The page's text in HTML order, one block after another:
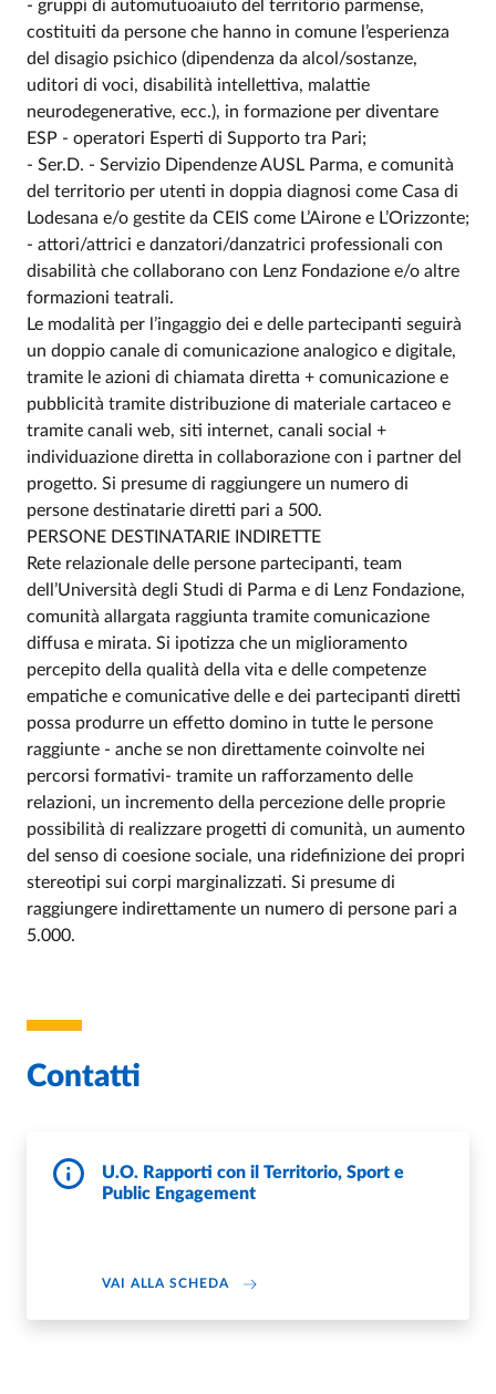
- gruppi di automutuoaiuto del territorio parmense,
costituiti da persone che hanno in comune l’esperienza
del disagio psichico (dipendenza da alcol/sostanze,
uditori di voci, disabilità intellettiva, malattie
neurodegenerative, ecc.), in formazione per diventare
ESP - operatori Esperti di Supporto tra Pari;
- Ser.D. - Servizio Dipendenze AUSL Parma, e comunità
del territorio per utenti in doppia diagnosi come Casa di
Lodesana e/o gestite da CEIS come L’Airone e L’Orizzonte;
- attori/attrici e danzatori/danzatrici professionali con
disabilità che collaborano con Lenz Fondazione e/o altre
formazioni teatrali.
Le modalità per l’ingaggio dei e delle partecipanti seguirà
un doppio canale di comunicazione analogico e digitale,
tramite le azioni di chiamata diretta + comunicazione e
pubblicità tramite distribuzione di materiale cartaceo e
tramite canali web, siti internet, canali social +
individuazione diretta in collaborazione con i partner del
progetto. Si presume di raggiungere un numero di
persone destinatarie diretti pari a 500.
PERSONE DESTINATARIE INDIRETTE
Rete relazionale delle persone partecipanti, team
dell’Università degli Studi di Parma e di Lenz Fondazione,
comunità allargata raggiunta tramite comunicazione
diffusa e mirata. Si ipotizza che un miglioramento
percepito della qualità della vita e delle competenze
empatiche e comunicative delle e dei partecipanti diretti
possa produrre un effetto domino in tutte le persone
raggiunte - anche se non direttamente coinvolte nei
percorsi formativi- tramite un rafforzamento delle
relazioni, un incremento della percezione delle proprie
possibilità di realizzare progetti di comunità, un aumento
del senso di coesione sociale, una ridefinizione dei propri
stereotipi sui corpi marginalizzati. Si presume di
raggiungere indirettamente un numero di persone pari a
5.000.
Contatti
U.O. Rapporti con il Territorio, Sport e
Public Engagement
VAI ALLA SCHEDADI U.O. RAPPORTI CON IL